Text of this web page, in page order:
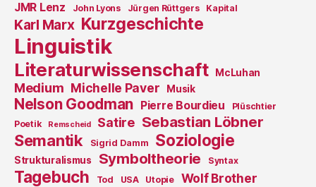
JMR Lenz John Lyons Jürgen Rüttgers Kapital
Karl Marx Kurzgeschichte
Linguistik
Literaturwissenschaft McLuhan
Medium Michelle Paver Musik
Nelson Goodman Pierre Bourdieu
Plüschtier
Poetik
Remscheid Satire Sebastian Löbner
Semantik Sigrid Damm Soziologie
Strukturalismus Symboltheorie Syntax
Tagebuch Tod USA Utopie Wolf Brother